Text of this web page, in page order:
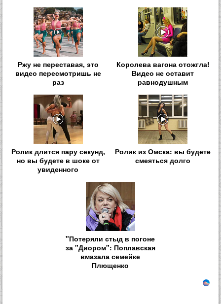
Ржу не переставая, это
видео пересмотришь не
раз
Королева вагона отожгла!
Видео не оставит
равнодушным
Ролик длится пару секунд,
но вы будете в шоке от
увиденного
Ролик из Омска: вы будете
смеяться долго
"Потеряли стыд в погоне
за "Диором": Поплавская
вмазала семейке
Плющенко